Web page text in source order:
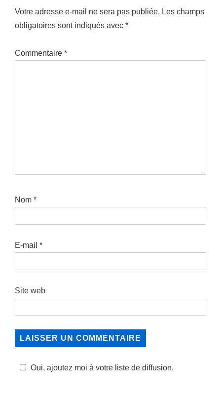
Votre adresse e-mail ne sera pas publiée. Les champs
obligatoires sont indiqués avec *
Commentaire *
Nom *
E-mail *
Site web
Oui, ajoutez moi à votre liste de diffusion.